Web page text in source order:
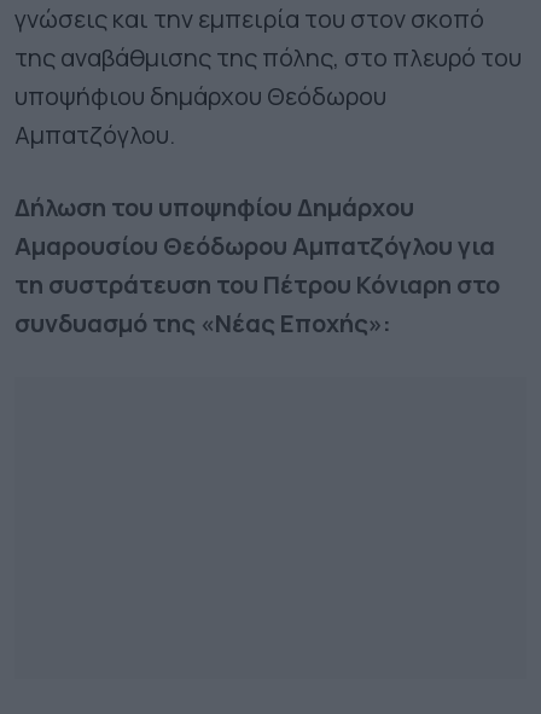
γνώσεις και την εμπειρία του στον σκοπό
της αναβάθμισης της πόλης, στο πλευρό του
υποψήφιου δημάρχου Θεόδωρου
Αμπατζόγλου.
Δήλωση του υποψηφίου Δημάρχου
Αμαρουσίου Θεόδωρου Αμπατζόγλου για
τη συστράτευση του Πέτρου Κόνιαρη στο
συνδυασμό της «Νέας Εποχής»: